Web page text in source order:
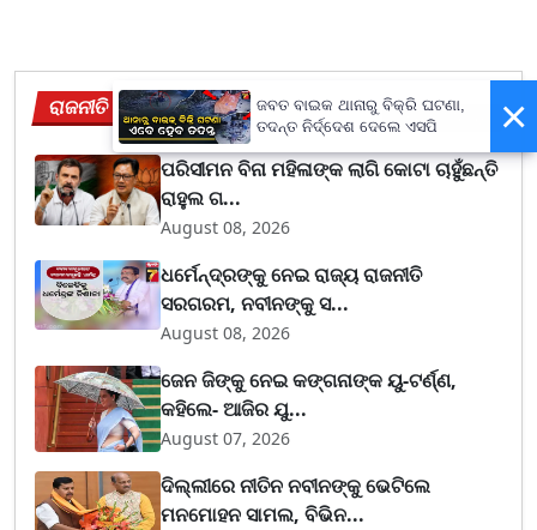
ରାଜନୀତି View More
ପରିସୀମନ ବିନା ମହିଳାଙ୍କ ଲାଗି କୋଟା ଚାହୁଁଛନ୍ତି
ରାହୁଲ ଗ...
August 08, 2026
ଧର୍ମେନ୍ଦ୍ରଙ୍କୁ ନେଇ ରାଜ୍ୟ ରାଜନୀତି
ସରଗରମ, ନବୀନଙ୍କୁ ସ...
August 08, 2026
ଜେନ ଜିଙ୍କୁ ନେଇ କଙ୍ଗନାଙ୍କ ୟୁ-ଟର୍ଣ୍ଣ,
କହିଲେ- ଆଜିର ଯୁ...
August 07, 2026
ଦିଲ୍ଲୀରେ ନୀତିନ ନବୀନଙ୍କୁ ଭେଟିଲେ
ମନମୋହନ ସାମଲ, ବିଭିନ...
×
ଜବତ ବାଇକ ଥାନାରୁ ବିକ୍ରି ଘଟଣା,
ତଦନ୍ତ ନିର୍ଦ୍ଦେଶ ଦେଲେ ଏସପି